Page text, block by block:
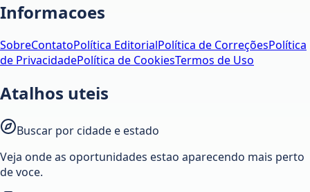
Informacoes
SobreContatoPolítica EditorialPolítica de CorreçõesPolítica
de PrivacidadePolítica de CookiesTermos de Uso
Atalhos uteis
Buscar por cidade e estado
Veja onde as oportunidades estao aparecendo mais perto
de voce.